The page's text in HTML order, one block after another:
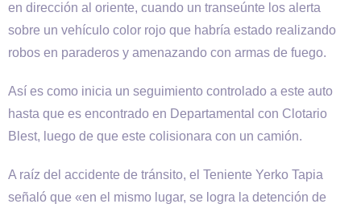
en dirección al oriente, cuando un transeúnte los alerta
sobre un vehículo color rojo que habría estado realizando
robos en paraderos y amenazando con armas de fuego.
Así es como inicia un seguimiento controlado a este auto
hasta que es encontrado en Departamental con Clotario
Blest, luego de que este colisionara con un camión.
A raíz del accidente de tránsito, el Teniente Yerko Tapia
señaló que «en el mismo lugar, se logra la detención de